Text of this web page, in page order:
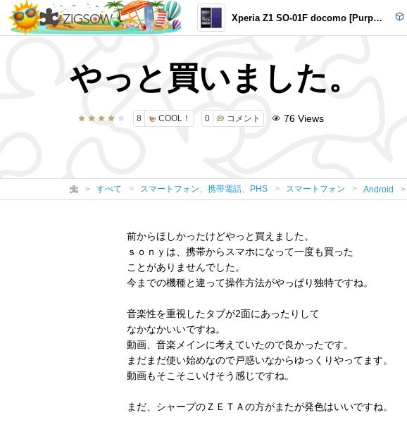
Xperia Z1 SO-01F docomo [Purple]
やっと買いました。
8 COOL！ 0 コメント 76 Views
すべて スマートフォン、携帯電話、PHS スマートフォン Android
前からほしかったけどやっと買えました。
ｓｏｎｙは、携帯からスマホになって一度も買った
ことがありませんでした。
今までの機種と違って操作方法がやっぱり独特ですね。
音楽性を重視したタブが2面にあったりして
なかなかいいですね。
動画、音楽メインに考えていたので良かったです。
まだまだ使い始めなので戸惑いなからゆっくりやってます。
動画もそこそこいけそう感じですね。
まだ、シャープのＺＥＴＡの方がまたが発色はいいですね。